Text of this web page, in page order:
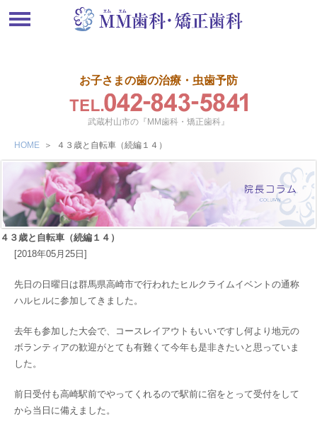
お子さまの歯の治療・虫歯予防
武蔵村山市の『MM歯科・矯正歯科』
HOME ＞ ４３歳と自転車（続編１４）
４３歳と自転車（続編１４）
[2018年05月25日]
先日の日曜日は群馬県高崎市で行われたヒルクライムイベントの通称
ハルヒルに参加してきました。
去年も参加した大会で、コースレイアウトもいいですし何より地元の
ボランティアの歓迎がとても有難くて今年も是非きたいと思っていま
した。
前日受付も高崎駅前でやってくれるので駅前に宿をとって受付をして
から当日に備えました。